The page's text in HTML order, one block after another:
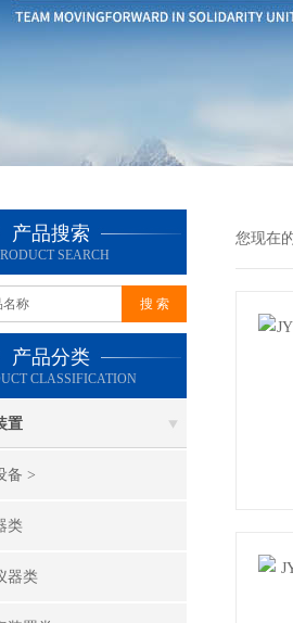
产品搜索
SEARCH
产品分类
CLASSIFICATION
置
备 >
类
器类
您现在